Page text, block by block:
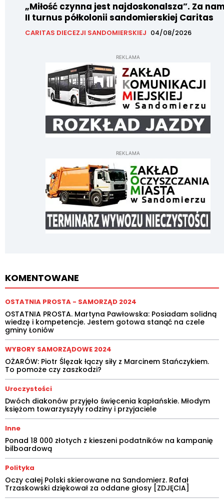
„Miłość czynna jest najdoskonalsza”. Za
II turnus półkolonii sandomierskiej Caritas
CARITAS DIECEZJI SANDOMIERSKIEJ 04/08/2026
REKLAMA
REKLAMA
KOMENTOWANE
OSTATNIA PROSTA - SAMORZĄD 2024
OSTATNIA PROSTA. Martyna Pawłowska: Posiadam solidną
wiedzę i kompetencje. Jestem gotowa stanąć na czele
gminy Łoniów
WYBORY SAMORZĄDOWE 2024
OŻARÓW: Piotr Ślęzak łączy siły z Marcinem Stańczykiem.
To pomoże czy zaszkodzi?
Uroczystości
Dwóch diakonów przyjęło święcenia kapłańskie. Młodym
księżom towarzyszyły rodziny i przyjaciele
Inne
Ponad 18 000 złotych z kieszeni podatników na kampanię
bilboardową
Polityka
Oczy całej Polski skierowane na Sandomierz. Rafał
Trzaskowski dziękował za oddane głosy [ZDJĘCIA]